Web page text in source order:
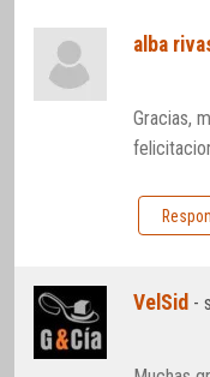
alba
Gracias,
VelSid -